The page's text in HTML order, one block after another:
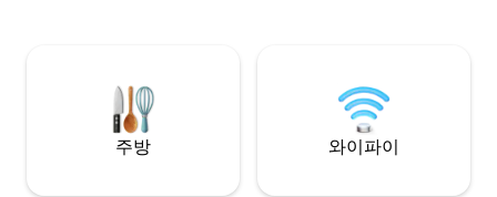
https://
326a-4972-8fa9-
주방 와이파이